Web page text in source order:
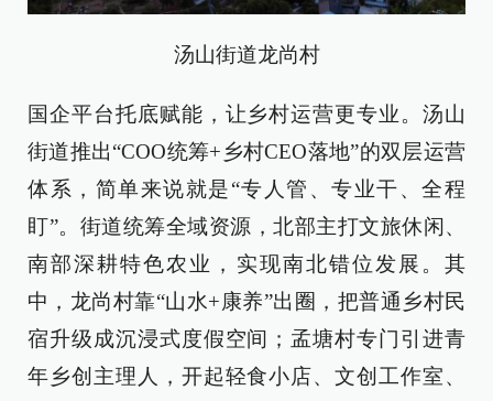
汤山街道龙尚村
国企平台托底赋能，让乡村运营更专业。汤山
街道推出“COO统筹+乡村CEO落地”的双层运营
体系，简单来说就是“专人管、专业干、全程
盯”。街道统筹全域资源，北部主打文旅休闲、
南部深耕特色农业，实现南北错位发展。其
中，龙尚村靠“山水+康养”出圈，把普通乡村民
宿升级成沉浸式度假空间；孟塘村专门引进青
年乡创主理人，开起轻食小店、文创工作室、